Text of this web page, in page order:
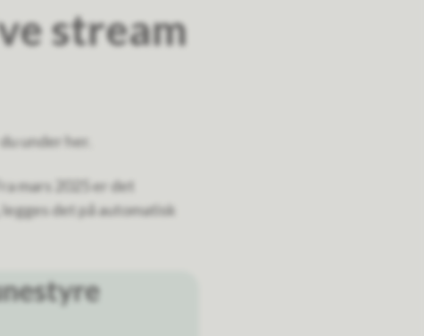
stream
under her.
mars 2025 er det
det på automatisk